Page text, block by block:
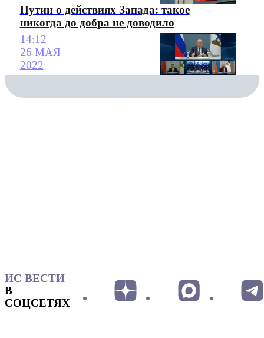
Путин о действиях Запада: такое
никогда до добра не доводило
14:12
26 МАЯ
2022
ИС ВЕСТИ
В
СОЦСЕТЯХ